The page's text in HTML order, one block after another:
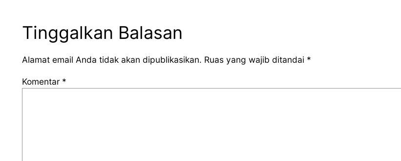
Tinggalkan Balasan
Alamat email Anda tidak akan dipublikasikan. Ruas yang wajib ditandai *
Komentar *